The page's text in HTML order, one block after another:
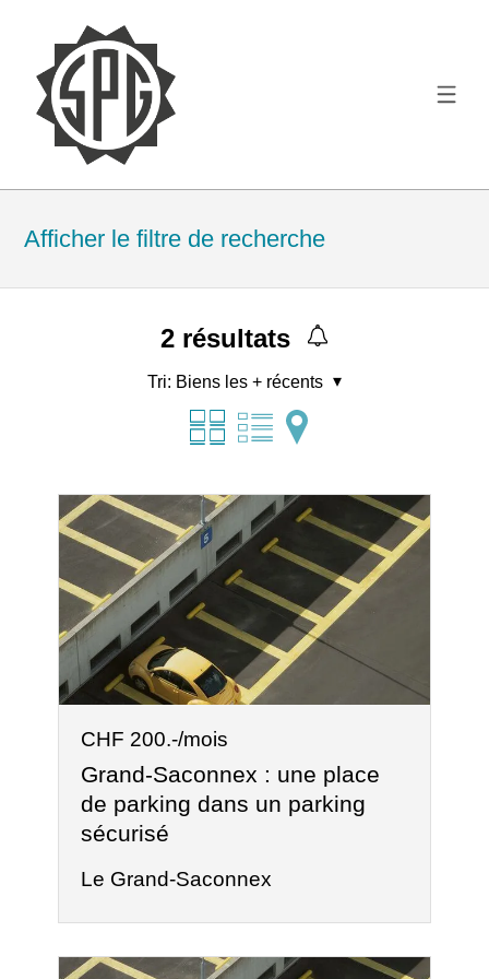
Afficher le filtre de recherche
2résultats
Tri: Biens les + récents
CHF 200.-/mois
Grand-Saconnex : une place
de parking dans un parking
sécurisé
Le Grand-Saconnex